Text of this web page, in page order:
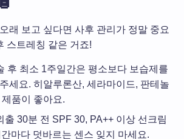
래 보고 싶다면 사후 관리가 정말 중요
스트레칭 같은 거죠!
후 최소 1주일간은 평소보다 보습제를
세요. 히알루론산, 세라마이드, 판테놀
품이 좋아요.
출 30분 전 SPF 30, PA++ 이상 선크림
마다 덧바르는 센스 잊지 마세요.